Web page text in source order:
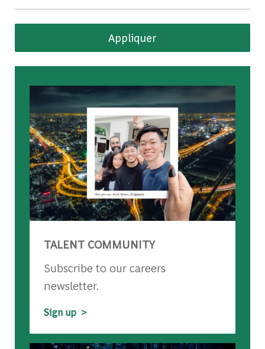
Appliquer
TALENT COMMUNITY
Subscribe to our careers
newsletter.
Sign up >